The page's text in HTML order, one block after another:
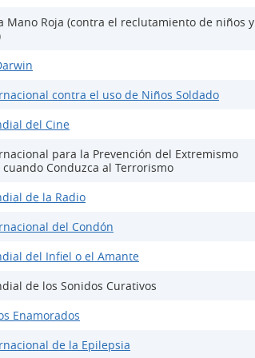
Mano Roja (contra el reclutamiento de niños y
contra el uso de Niños Soldado
del Cine
para la Prevención del Extremismo
Conduzca al Terrorismo
de la Radio
del Condón
del Infiel o el Amante
de los Sonidos Curativos
Enamorados
de la Epilepsia